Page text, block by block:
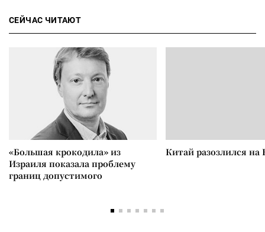
СЕЙЧАС ЧИТАЮТ
«Большая крокодила» из
Израиля показала проблему
границ допустимого
Китай разозлился на